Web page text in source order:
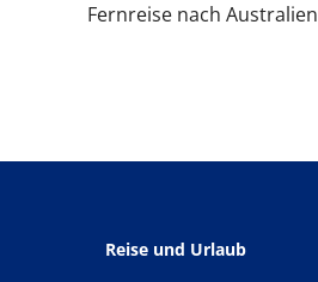
Fernreise nach Australien
Reise und Urlaub